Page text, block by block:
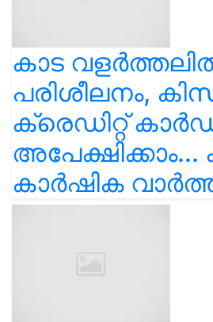
കാട
പരിശീലനം,
ക്രെഡിറ്റ്
കാർഷിക